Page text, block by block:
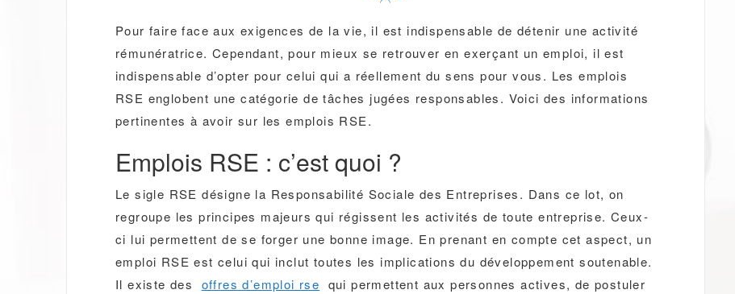
Pour faire face aux exigences de la vie, il est indispensable de détenir une activité
rémunératrice. Cependant, pour mieux se retrouver en exerçant un emploi, il est
indispensable d’opter pour celui qui a réellement du sens pour vous. Les emplois
RSE englobent une catégorie de tâches jugées responsables. Voici des informations
pertinentes à avoir sur les emplois RSE.
Emplois RSE : c’est quoi ?
Le sigle RSE désigne la Responsabilité Sociale des Entreprises. Dans ce lot, on
regroupe les principes majeurs qui régissent les activités de toute entreprise. Ceux-
ci lui permettent de se forger une bonne image. En prenant en compte cet aspect, un
emploi RSE est celui qui inclut toutes les implications du développement soutenable.
Il existe des
offres d’emploi rse qui permettent aux personnes actives, de postuler